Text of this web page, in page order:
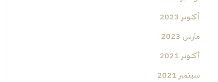
أكتوبر 2023
مارس 2023
أكتوبر 2021
سبتمبر 2021